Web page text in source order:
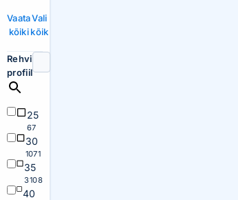
Vaata
kõiki
Vali
kõik
Rehvi
profiil
25
67
30
1071
35
3108
40